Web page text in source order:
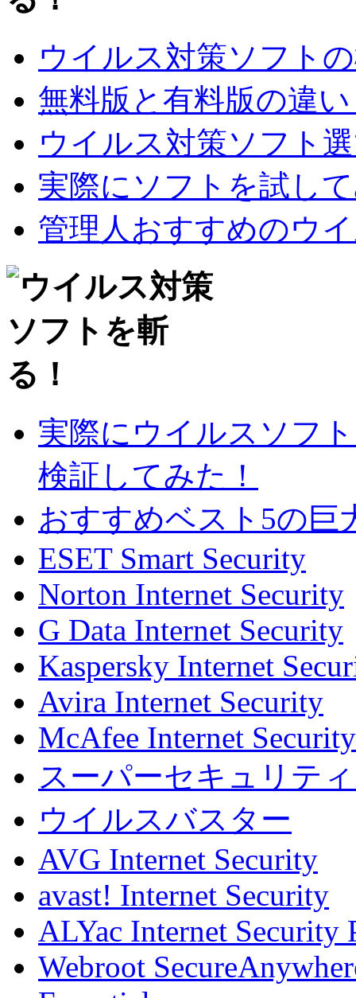
ウイルス対策ソフト
無料版と有料版の違
ウイルス対策ソフト
実際にソフトを試し
管理人おすすめのウ
実際にウイルスソフ
検証してみた！
おすすめベスト5の巨
ESET Smart Security
Norton Internet Security
G Data Internet Security
Kaspersky Internet
Avira Internet Security
McAfee Internet Security
スーパーセキュリテ
ウイルスバスター
AVG Internet Security
avast! Internet Security
ALYac Internet Security
Webroot